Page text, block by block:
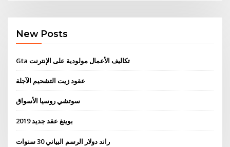
New Posts
Gta تكاليف الأعمال مولودية على الإنترنت
عقود زيت التشحيم الآجلة
سوتشي روسيا الأسواق
بوينغ عقد جديد 2019
راند دولار الرسم البياني 30 سنوات